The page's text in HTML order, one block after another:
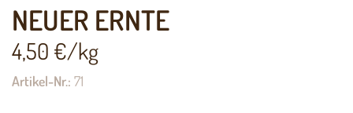
NEUER ERNTE
4,50 €/kg
Artikel-Nr.: 71